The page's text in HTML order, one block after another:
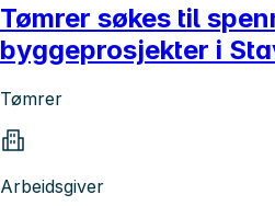
Tømrer søkes til
byggeprosjekter i
Tømrer
Arbeidsgiver